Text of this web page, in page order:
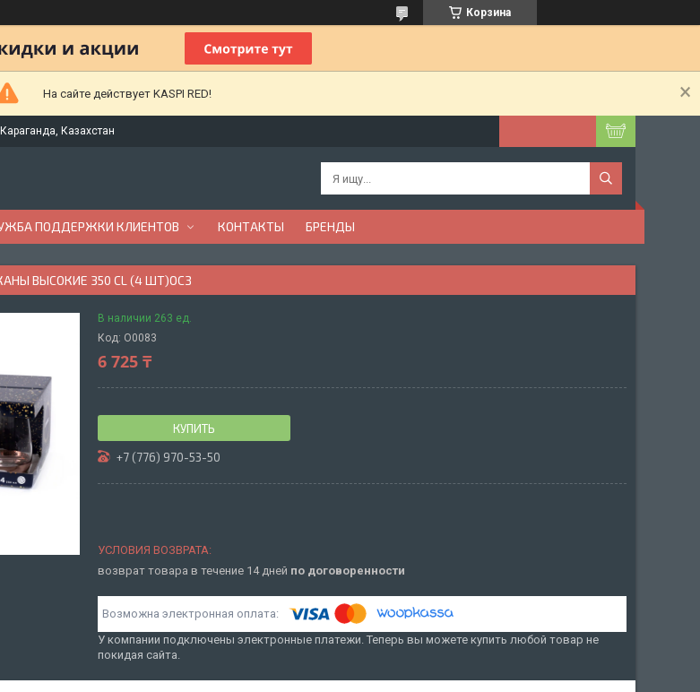
Корзина
На сайте действует KASPI RED!
Казахстан
ПОДДЕРЖКИ КЛИЕНТОВ КОНТАКТЫ БРЕНДЫ
ВЫСОКИЕ 350 CL (4 ШТ)ОCЗ
В наличии 263 ед.
Код: O0083
6 725 ₸
КУПИТЬ
+7 (776) 970-53-50
возврат товара в течение 14 дней по договоренности
У компании подключены электронные платежи. Теперь вы можете купить любой товар не
покидая сайта.